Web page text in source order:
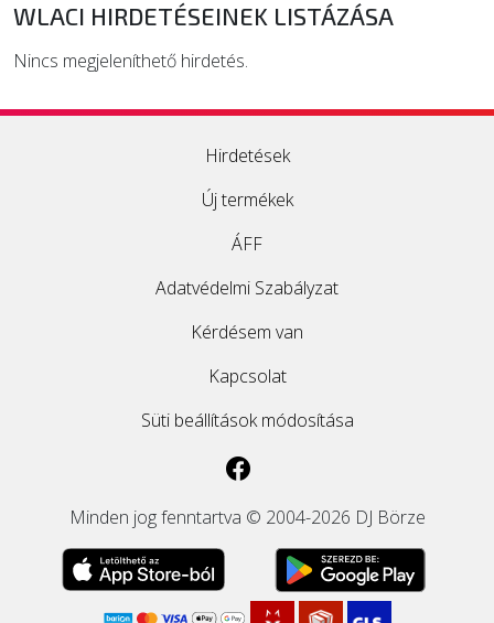
SZOLGÁLTATÁSOK
WLACI HIRDETÉSEINEK LISTÁZÁSA
Nincs megjeleníthető hirdetés.
Hirdetések
Új termékek
ÁFF
Adatvédelmi Szabályzat
Kérdésem van
Kapcsolat
Süti beállítások módosítása
Minden jog fenntartva © 2004-2026 DJ Börze